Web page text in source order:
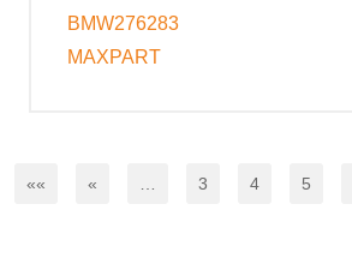
BMW276283
MAXPART
«« « 3 4 5